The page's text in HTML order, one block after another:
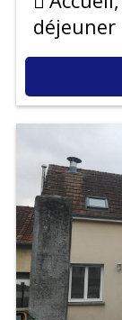
déjeuner